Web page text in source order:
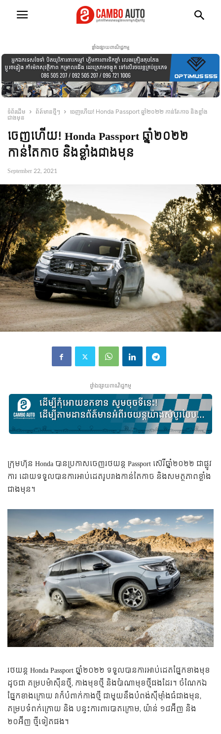
ផ្ទាំងផ្សាយពាណិជ្ជកម្ម
ទំព័រដើម ព័ត៍មានថ្មីៗ
ចេញហើយ! Honda Passport ឆ្នាំ២០២២ កាន់តែកាច និងខ្លាំង
ជាងមុន
ចេញហើយ! Honda Passport ឆ្នាំ២០២២
កាន់តែកាច និងខ្លាំងជាងមុន
September 22, 2021
ផ្ទាំងផ្សាយពាណិជ្ជកម្ម
ក្រុមហ៊ុន Honda បានប្រកាសចេញរថយន្ត Passport ស៊េរីឆ្នាំ២០២២ ជាផ្លូវ
ការ ដោយទទួលបានការអាប់ដេតរូបរាងកាន់តែកាច និងសមត្ថភាពខ្លាំង
ជាងមុន។
រថយន្ត Honda Passport ឆ្នាំ២០២២ ទទួលបានការអាប់ដេតផ្នែកខាងមុខ
ដូចជា គម្របម៉ាស៊ីនថ្មី, កាងមុខថ្មី និងប៉ាណាមុខថ្មីផងដែរ។ ចំណែកឯ
ផ្នែកខាងក្រោយ វាក៏បំពាក់កាងថ្មី ជាមួយនឹងបំពង់ស៊ីម៉ាំងធំជាងមុន,
គម្របទំពក់ក្រោយ និង បន្ទះការពារបាតក្រោម, យ៉ាន់ ១៨អ៊ីញ និង
២០អ៊ីញ ថ្មីទៀតផង។